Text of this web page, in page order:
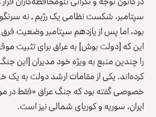
سپتامبر، شکست نظامی یک رژیم ـ نه
بود، اما پس از یازدهم سپتامبر وضعیت
این که [دولت بوش] به عراق برای تثبیت
را چندین منبع به ویژه خود مدیران [این
کرده‌اند. یکی از مقامات ارشد دولت به یک
خصوصی گفته بود که جنگ عراق «فقط در
ایران، سوریه و کوریای شمالی نیز است.